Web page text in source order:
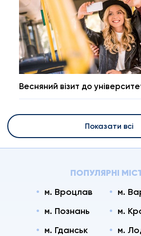
Весняний візит до
Показати всі
ПОПУЛЯРНІ
м. Вроцлав
м.
м. Познань
м.
м. Гданськ
м.